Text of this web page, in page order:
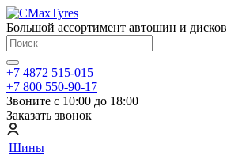
Большой ассортимент автошин и дисков
+7 4872 515-015
+7 800 550-90-17
Звоните с 10:00 до 18:00
Заказать звонок
Шины